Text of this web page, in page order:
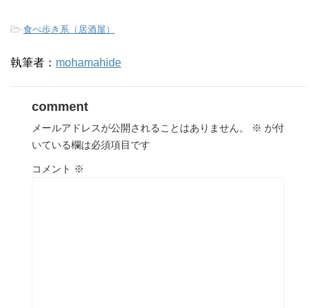
-食べ歩き系（居酒屋）
執筆者： mohamahide
comment
メールアドレスが公開されることはありません。 ※ が付
いている欄は必須項目です
コメント ※